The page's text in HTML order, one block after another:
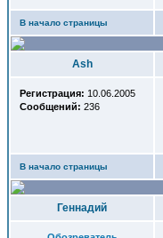
В начало страницы
Ash
Регистрация: 10.06.2005
Сообщений: 236
В начало страницы
Геннадий